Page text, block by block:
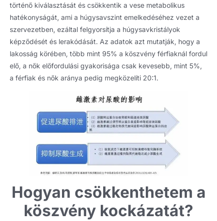
történő kiválasztását és csökkentik a vese metabolikus
hatékonyságát, ami a húgysavszint emelkedéséhez vezet a
szervezetben, ezáltal felgyorsítja a húgysavkristályok
képződését és lerakódását. Az adatok azt mutatják, hogy a
lakosság körében, több mint 95% a köszvény férfiaknál fordul
elő, a nők előfordulási gyakorisága csak kevesebb, mint 5%,
a férfiak és nők aránya pedig megközelíti 20:1.
Hogyan csökkenthetem a
köszvény kockázatát?